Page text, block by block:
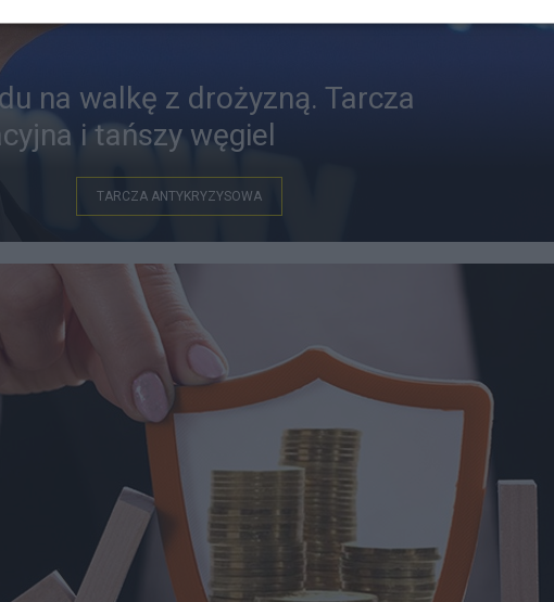
na walkę z drożyzną. Tarcza
i tańszy węgiel
TARCZA ANTYKRYZYSOWA